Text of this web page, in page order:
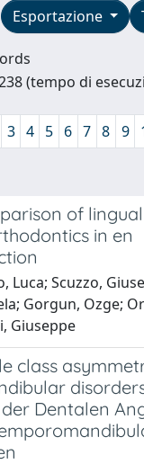
Esportazione
(tempo di
3 4 5 6 7 8 9
of lingual
in en
Luca; Scuzzo,
Gorgun, Ozge;
Giuseppe
class
Dentalen